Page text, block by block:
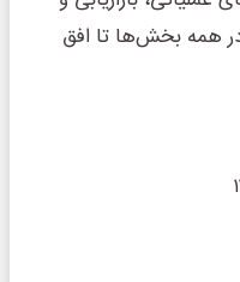
همه بخش‌ها تا افق